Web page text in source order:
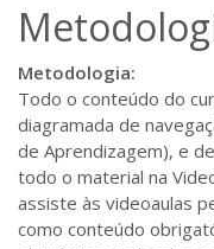
Metodologia:
Todo o conteúdo do
diagramada de
de Aprendizagem), e
todo o material na
assiste às videoaulas
como conteúdo